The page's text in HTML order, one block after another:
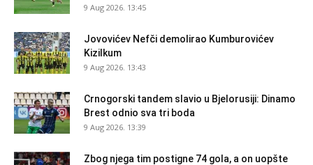
9 Aug 2026. 13:45
Jovovićev Nefči demolirao Kumburovićev
Kizilkum
9 Aug 2026. 13:43
Crnogorski tandem slavio u Bjelorusiji: Dinamo
Brest odnio sva tri boda
9 Aug 2026. 13:39
Zbog njega tim postigne 74 gola, a on uopšte